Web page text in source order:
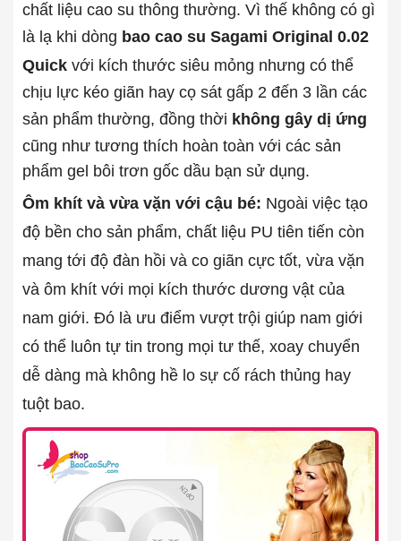
chất liệu cao su thông thường. Vì thế không có gì
là lạ khi dòng bao cao su Sagami Original 0.02
Quick với kích thước siêu mỏng nhưng có thể
chịu lực kéo giãn hay cọ sát gấp 2 đến 3 lần các
sản phẩm thường, đồng thời không gây dị ứng
cũng như tương thích hoàn toàn với các sản
phẩm gel bôi trơn gốc dầu bạn sử dụng.
Ôm khít và vừa vặn với cậu bé: Ngoài việc tạo
độ bền cho sản phẩm, chất liệu PU tiên tiến còn
mang tới độ đàn hồi và co giãn cực tốt, vừa vặn
và ôm khít với mọi kích thước dương vật của
nam giới. Đó là ưu điểm vượt trội giúp nam giới
có thể luôn tự tin trong mọi tư thế, xoay chuyển
dễ dàng mà không hề lo sự cố rách thủng hay
tuột bao.